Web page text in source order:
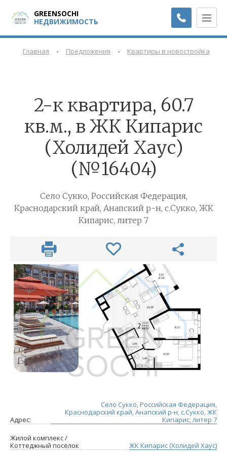
GREENSOCHI
НЕДВИЖИМОСТЬ
Главная - Предложения - Квартиры в новостройках
2-к квартира, 60.7
кв.м., в ЖК Кипарис
(Холидей Хаус)
(№16404)
Село Сукко, Российская Федерация,
Краснодарский край, Анапский р-н, с.Сукко, ЖК
Кипарис, литер 7
Адрес:
Село Сукко, Российская Федерация,
Краснодарский край, Анапский р-н, с.Сукко, ЖК
Кипарис, литер 7
Жилой комплекс /
Коттеджный посёлок
ЖК Кипарис (Холидей Хаус)